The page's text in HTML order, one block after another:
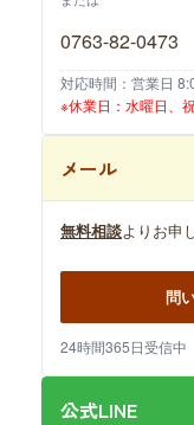
0763-82-0473
対応時間：営業日
※休業日：水曜日、
メール
無料相談よりお申
問
24時間365日受信中
公式LINE